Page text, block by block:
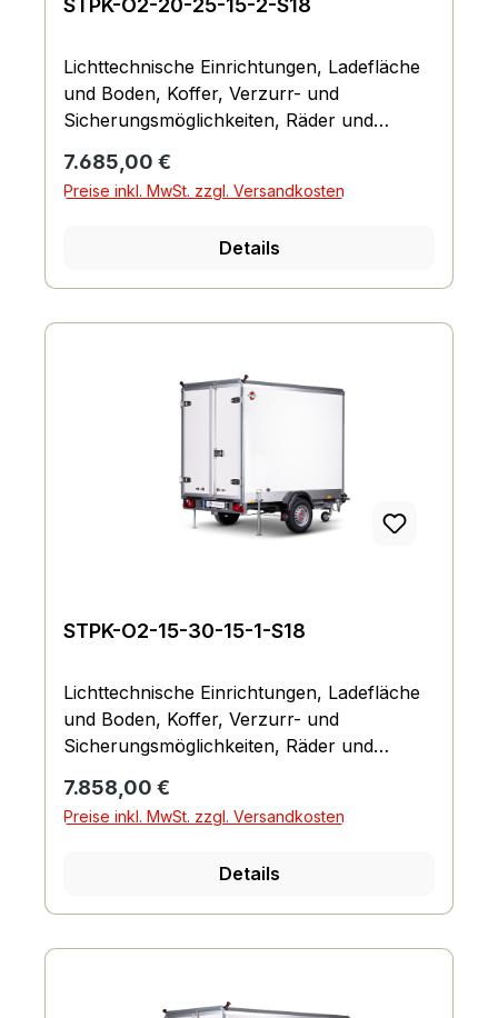
Lichttechnische Einrichtungen, Ladefläche
und Boden, Koffer, Verzurr- und
Sicherungsmöglichkeiten, Räder und
Regulärer Preis:
7.685,00 €
Preise inkl. MwSt. zzgl. Versandkosten
Details
STPK-O2-15-30-15-1-S18
Lichttechnische Einrichtungen, Ladefläche
und Boden, Koffer, Verzurr- und
Sicherungsmöglichkeiten, Räder und
Regulärer Preis:
7.858,00 €
Preise inkl. MwSt. zzgl. Versandkosten
Details